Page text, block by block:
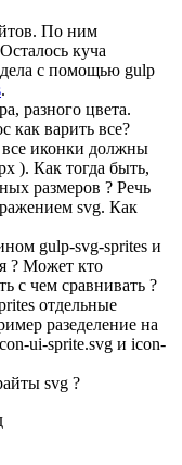
По ним
куча
с помощью gulp
.
разного цвета.
как варить все?
все иконки должны
). Как тогда быть,
размеров ? Речь
svg. Как
gulp-svg-sprites и
? Может кто
с чем сравнивать ?
отдельные
разеделение на
ui-sprite.svg и icon-
svg ?